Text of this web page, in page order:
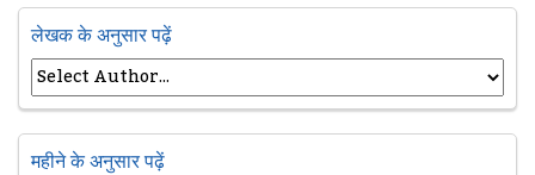
लेखक के अनुसार पढ़ें
महीने के अनुसार पढ़ें